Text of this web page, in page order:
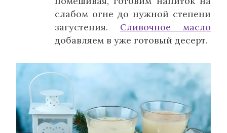
слабом огне до нужной степени
загустения. Сливочное масло
добавляем в уже готовый десерт.